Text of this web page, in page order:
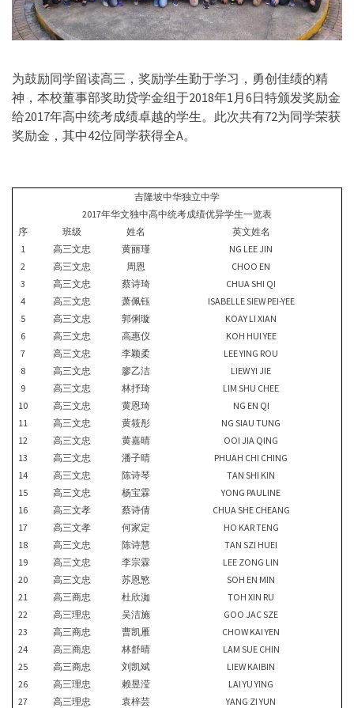
为鼓励同学留读高三，奖励学生勤于学习，勇创佳绩的精
神，本校董事部奖助贷学金组于2018年1月6日特颁发奖励金
给2017年高中统考成绩卓越的学生。此次共有72为同学荣获
奖励金，其中42位同学获得全A。
吉隆坡中华独立中学
2017年华文独中高中统考成绩优异学生一览表
序
班级 姓名
英文姓名
1
高三文忠 黄丽瑾
NG LEE JIN
2
高三文忠 周恩
CHOO EN
3
高三文忠 蔡诗琦
CHUA SHI QI
4
高三文忠 萧佩钰
ISABELLE SIEW PEI-YEE
5
高三文忠 郭俐璇
KOAY LI XIAN
6
高三文忠 高惠仪
KOH HUI YEE
7
高三文忠 李颖柔
LEE YING ROU
8
高三文忠 廖乙洁
LIEW YI JIE
9
高三文忠 林抒琦
LIM SHU CHEE
10
高三文忠 黄恩琦
NG EN QI
11
高三文忠 黄筱彤
NG SIAU TUNG
12
高三文忠 黄嘉晴
OOI JIA QING
13
高三文忠 潘子晴
PHUAH CHI CHING
14
高三文忠 陈诗琴
TAN SHI KIN
15
高三文忠 杨宝霖
YONG PAULINE
16
高三文孝 蔡诗倩
CHUA SHE CHEANG
17
高三文孝 何家定
HO KAR TENG
18
高三文忠 陈诗慧
TAN SZI HUEI
19
高三文忠 李宗霖
LEE ZONG LIN
20
高三文忠 苏恩慜
SOH EN MIN
21
高三商忠 杜欣洳
TOH XIN RU
22
高三理忠 吴洁施
GOO JAC SZE
23
高三商忠 曹凯雁
CHOW KAI YEN
24
高三商忠 林舒晴
LAM SUE CHIN
25
高三商忠 刘凯斌
LIEW KAIBIN
26
高三理忠 赖昱滢
LAI YU YING
27
高三理忠 袁梓芸
YANG ZI YUN